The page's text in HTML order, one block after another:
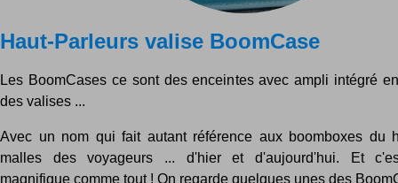
Haut-Parleurs valise BoomCase
Les BoomCases ce sont des enceintes avec ampli intégré
des valises ...
Avec un nom qui fait autant référence aux boomboxes du
malles des voyageurs ... d'hier et d'aujourd'hui. Et
magnifique comme tout ! On regarde quelques unes des